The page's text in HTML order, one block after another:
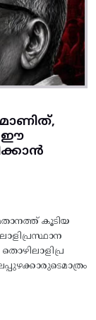
ഈ
കൂടിയ